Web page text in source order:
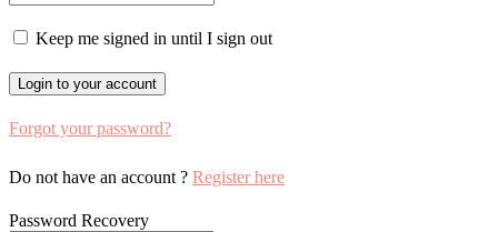
Keep me signed in until I sign out
Forgot your password?
Do not have an account ? Register here
Password Recovery